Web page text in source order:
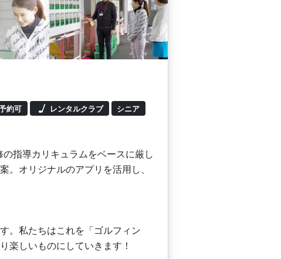
約可 レンタルクラブ シニア
指導カリキュラムをベースに厳し
オリジナルのアプリを活用し、
。私たちはこれを「ゴルフィン
楽しいものにしていきます！